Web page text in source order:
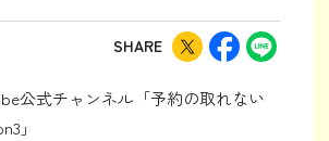
SHARE
公式チャンネル「予約の取れない
」